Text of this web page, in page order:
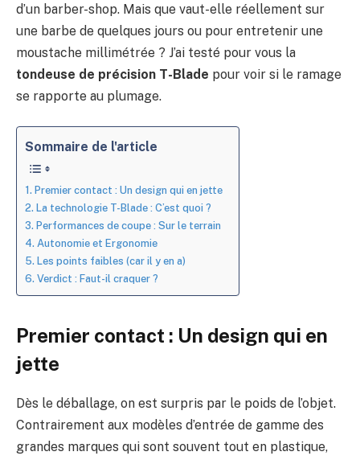
d’un barber-shop. Mais que vaut-elle réellement sur
une barbe de quelques jours ou pour entretenir une
moustache millimétrée ? J’ai testé pour vous la
tondeuse de précision T-Blade pour voir si le ramage
se rapporte au plumage.
Sommaire de l'article
Premier contact : Un design qui en jette
La technologie T-Blade : C’est quoi ?
Performances de coupe : Sur le terrain
Autonomie et Ergonomie
Les points faibles (car il y en a)
Verdict : Faut-il craquer ?
Premier contact : Un design qui en
jette
Dès le déballage, on est surpris par le poids de l’objet.
Contrairement aux modèles d’entrée de gamme des
grandes marques qui sont souvent tout en plastique,